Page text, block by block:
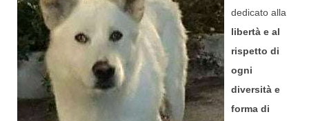
dedicato alla
libertà e al
rispetto di
ogni
diversità e
forma di